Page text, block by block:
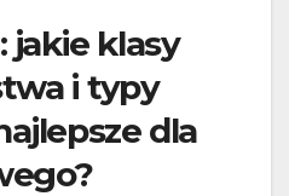
jakie klasy
i typy
dla